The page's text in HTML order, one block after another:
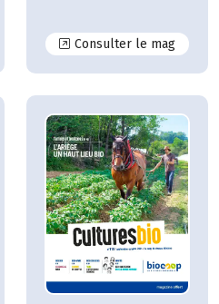
Consulter le magN°125